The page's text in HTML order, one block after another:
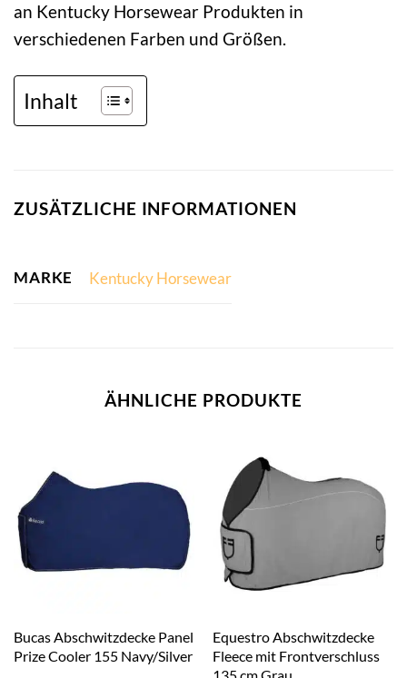
an Kentucky Horsewear Produkten in
verschiedenen Farben und Größen.
Inhalt
ZUSÄTZLICHE INFORMATIONEN
MARKE Kentucky Horsewear
ÄHNLICHE PRODUKTE
Bucas Abschwitzdecke Panel
Prize Cooler 155 Navy/Silver
Equestro Abschwitzdecke
Fleece mit Frontverschluss